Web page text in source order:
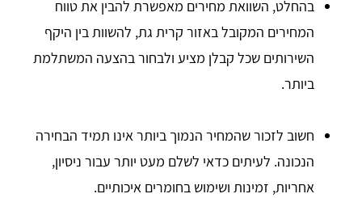
בהחלט, השוואת מחירים מאפשרת להבין את טווח
המחירים המקובל באזור קרית גת, להשוות בין היקף
השירותים שכל קבלן מציע ולבחור בהצעה המשתלמת
ביותר.
חשוב לזכור שהמחיר הנמוך ביותר אינו תמיד הבחירה
הנכונה. לעיתים כדאי לשלם מעט יותר עבור ניסיון,
אחריות, זמינות ושימוש בחומרים איכותיים.